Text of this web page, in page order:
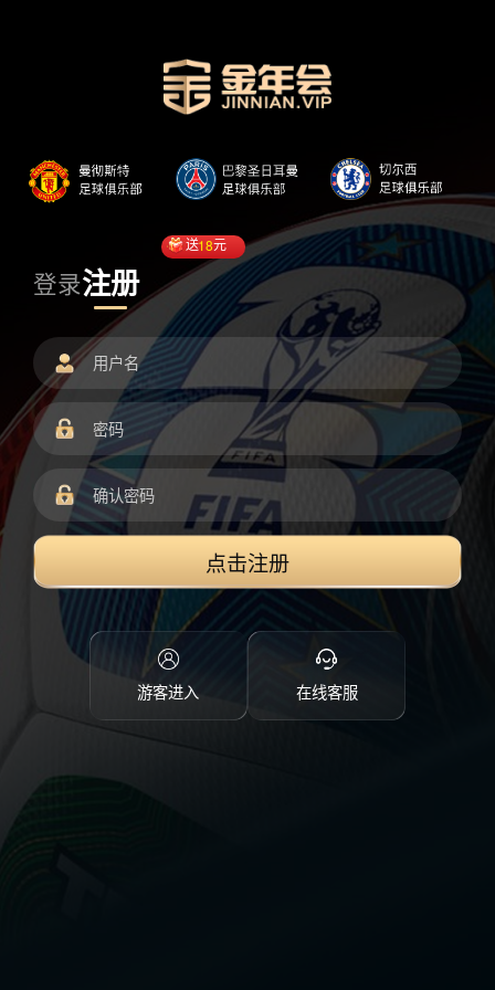
登录注册
送18元
点击注册
游客进入 在线客服